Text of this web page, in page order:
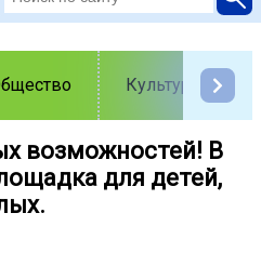
Культура
возможностей! В
для детей,